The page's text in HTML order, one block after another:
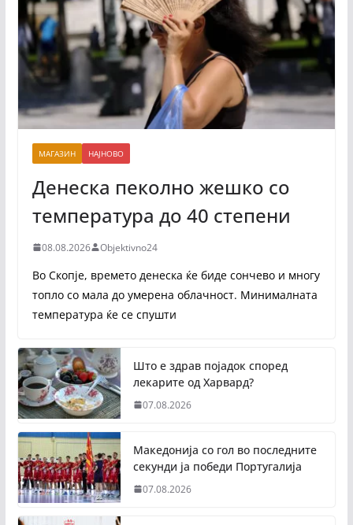
МАГАЗИН НАЈНОВО
Денеска пеколно жешко со
температура до 40 степени
08.08.2026 Objektivno24
Во Скопје, времето денеска ќе биде сончево и многу
топло со мала до умерена облачност. Минималната
температура ќе се спушти
Што е здрав појадок според
лекарите од Харвард?
07.08.2026
Македонија со гол во последните
секунди ја победи Португалија
07.08.2026